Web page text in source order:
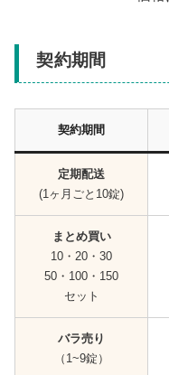
契約期間
契約期間
定期配送
(1ヶ月ごと10錠)
まとめ買い
10・20・30
50・100・150
セット
バラ売り
（1~9錠）